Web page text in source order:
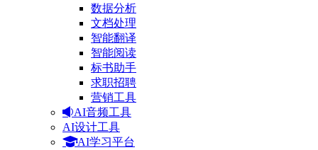
数据分析
文档处理
智能翻译
智能阅读
标书助手
求职招聘
营销工具
AI音频工具
AI设计工具
AI学习平台